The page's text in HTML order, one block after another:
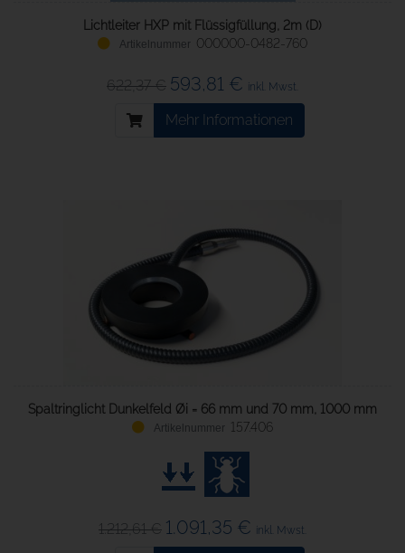
Lichtleiter HXP mit Flüssigfüllung, 2m (D)
000000-0482-760
622,37 € 593,81 € inkl. Mwst.
Mehr Informationen
Spaltringlicht Dunkelfeld Øi = 66 mm und 70 mm, 1000 mm
157.406
1.212,61 € 1.091,35 € inkl. Mwst.